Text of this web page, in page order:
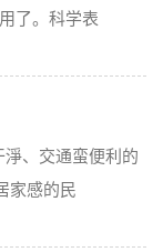
了。科学表
、交通蛮便利的
家感的民